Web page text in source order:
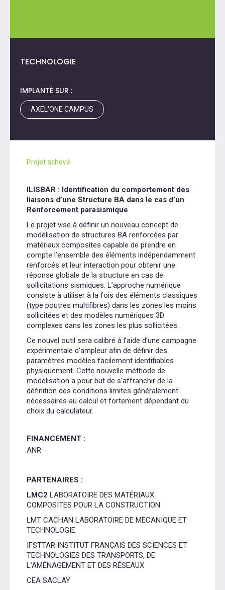
TECHNOLOGIE
IMPLANTÉ SUR :
AXEL'ONE CAMPUS
Projet achevé
ILISBAR : Identification du comportement des
liaisons d’une Structure BA dans le cas d’un
Renforcement parasismique
Le projet vise à définir un nouveau concept de
modélisation de structures BA renforcées par
matériaux composites capable de prendre en
compte l’ensemble des éléments indépendamment
renforcés et leur interaction pour obtenir une
réponse globale de la structure en cas de
sollicitations sismiques. L’approche numérique
consiste à utiliser à la fois des éléments classiques
(type poutres multifibres) dans les zones les moins
sollicitées et des modèles numériques 3D
complexes dans les zones les plus sollicitées.
Ce nouvel outil sera calibré à l’aide d’une campagne
expérimentale d’ampleur afin de définir des
paramètres modèles facilement identifiables
physiquement. Cette nouvelle méthode de
modélisation a pour but de s’affranchir de la
définition des conditions limites généralement
nécessaires au calcul et fortement dépendant du
choix du calculateur.
FINANCEMENT :
ANR
PARTENAIRES :
LMC2 LABORATOIRE DES MATÉRIAUX
COMPOSITES POUR LA CONSTRUCTION
LMT CACHAN LABORATOIRE DE MÉCANIQUE ET
TECHNOLOGIE
IFSTTAR INSTITUT FRANÇAIS DES SCIENCES ET
TECHNOLOGIES DES TRANSPORTS, DE
L’AMÉNAGEMENT ET DES RÉSEAUX
CEA SACLAY